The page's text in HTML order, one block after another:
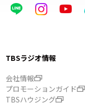
TBSラジオ情報
会社情報
プロモーションガイド
TBSハウジング